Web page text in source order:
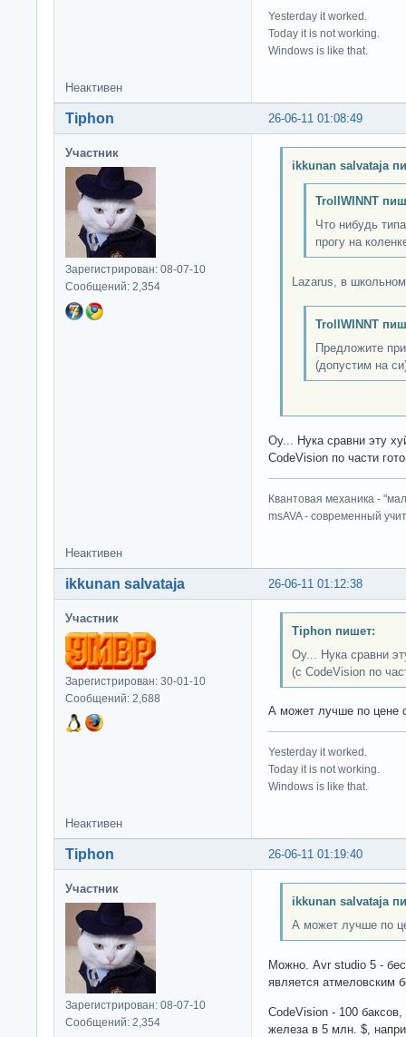
Yesterday it worked.
Today it is not working.
Windows is like that.
Неактивен
26-06-11 01:08:49
Tiphon
Участник
Зарегистрирован: 08-07-10
Сообщений: 2,354
ikkunan salvataja
TrollWINNT
Что нибудь
прогу на
Lazarus, в
TrollWINNT
Предложите
(допустим на
Оу... Нука сравни эту
CodeVision по части
Квантовая механика -
msAVA - современный
Неактивен
26-06-11 01:12:38
ikkunan salvataja
Участник
Зарегистрирован: 30-01-10
Сообщений: 2,688
Tiphon пишет:
Оу... Нука сравни
(с CodeVision по
А может лучше по цене
Yesterday it worked.
Today it is not working.
Windows is like that.
Неактивен
26-06-11 01:19:40
Tiphon
Участник
Зарегистрирован: 08-07-10
Сообщений: 2,354
ikkunan salvataja
А может лучше по
Можно. Avr studio 5 -
является атмеловским
CodeVision - 100
железа в 5 млн. $,